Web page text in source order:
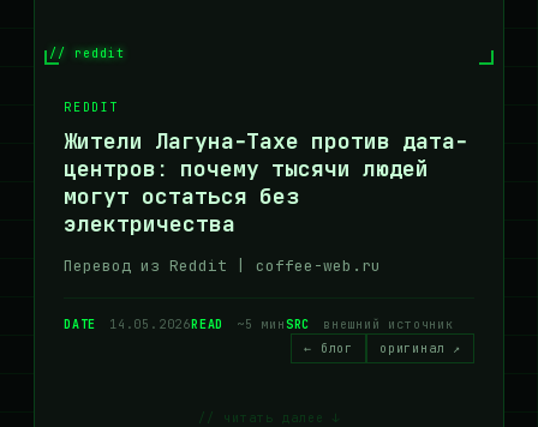
// reddit
REDDIT
Жители Лагуна-Тахе против дата-
центров: почему тысячи людей
могут остаться без
электричества
Перевод из Reddit | coffee-web.ru
DATE 14.05.2026READ ~5 минSRC
внешний источник
← блог
оригинал ↗
// читать далее ↓